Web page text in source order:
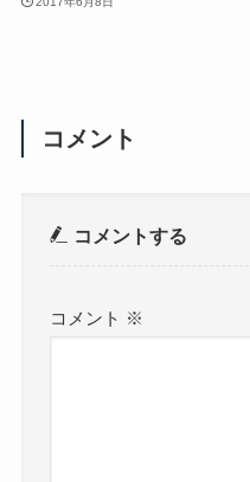
コメント
コメントする
コメント ※